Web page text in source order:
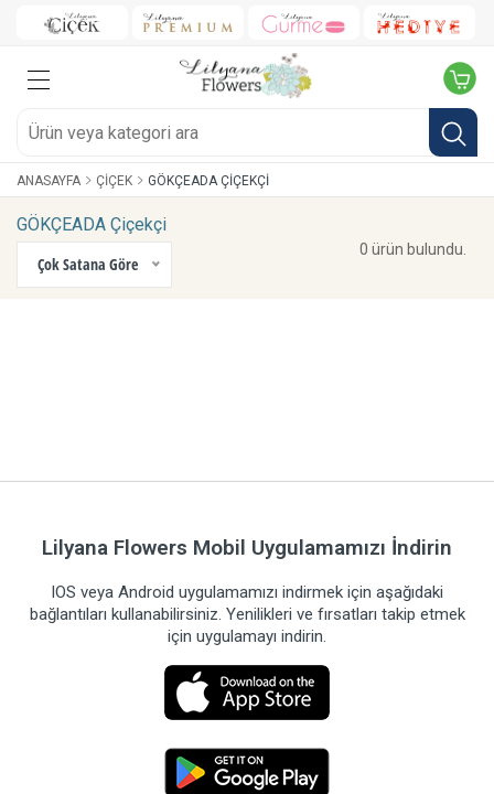
ANASAYFA ÇIÇEK GÖKÇEADA ÇIÇEKÇI
GÖKÇEADA Çiçekçi
Çok Satana Göre
0 ürün bulundu.
Lilyana Flowers Mobil Uygulamamızı İndirin
IOS veya Android uygulamamızı indirmek için aşağıdaki
bağlantıları kullanabilirsiniz. Yenilikleri ve fırsatları takip etmek
için uygulamayı indirin.